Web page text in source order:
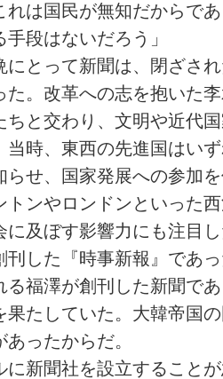
れは国民が無知だからで
段はないだろう」
にとって新聞は、閉ざさ
た。改革への志を抱いた
ちと交わり、文明や近代
当時、東西の先進国はい
らせ、国家発展への参加
トンやロンドンといった
に及ぼす影響力にも注目
刊した『時事新報』であ
る福澤が創刊した新聞で
果たしていた。大韓帝国
ったからだ。
に新聞社を設立すること